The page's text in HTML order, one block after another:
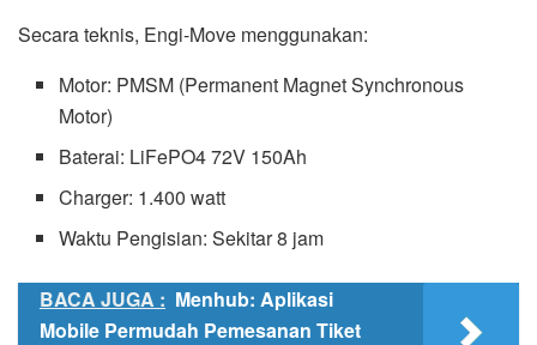
Secara teknis, Engi-Move menggunakan:
Motor: PMSM (Permanent Magnet Synchronous
Motor)
Baterai: LiFePO4 72V 150Ah
Charger: 1.400 watt
Waktu Pengisian: Sekitar 8 jam
BACA JUGA : Menhub: Aplikasi
Mobile Permudah Pemesanan Tiket